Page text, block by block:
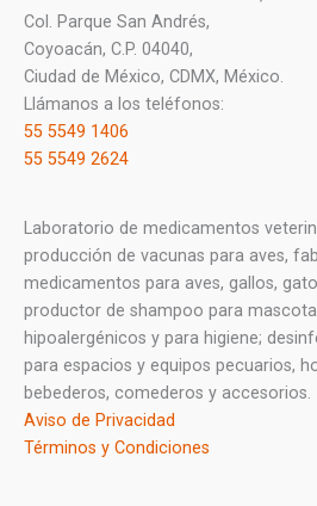
Col. Parque San Andrés,
Coyoacán, C.P. 04040,
Ciudad de México, CDMX, México.
Llámanos a los teléfonos:
55 5549 1406
55 5549 2624
Laboratorio de medicamentos
producción de vacunas para aves,
medicamentos para aves, gallos,
productor de shampoo para
hipoalergénicos y para higiene;
para espacios y equipos pecuarios,
bebederos, comederos y accesorios.
Aviso de Privacidad
Términos y Condiciones